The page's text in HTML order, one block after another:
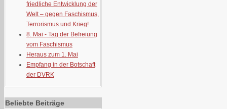
friedliche Entwicklung der
Welt – gegen Faschismus,
Terrorismus und Krieg!
8. Mai - Tag der Befreiung
vom Faschismus
Heraus zum 1. Mai
Empfang in der Botschaft
der DVRK
Beliebte Beiträge